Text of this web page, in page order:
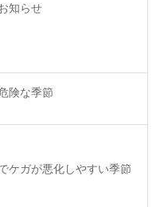
知らせ
険な季節
ケガが悪化しやすい季節